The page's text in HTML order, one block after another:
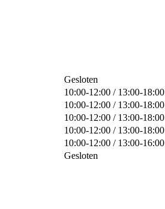
Gesloten
10:00-12:00 / 13:00-18:00
10:00-12:00 / 13:00-18:00
10:00-12:00 / 13:00-18:00
10:00-12:00 / 13:00-18:00
10:00-12:00 / 13:00-16:00
Gesloten